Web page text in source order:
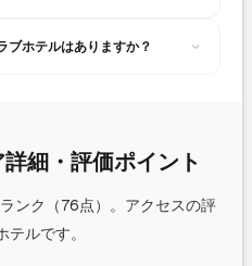
ブホテルはありますか？
細・評価ポイント
ンク（76点）。アクセスの評
ルです。